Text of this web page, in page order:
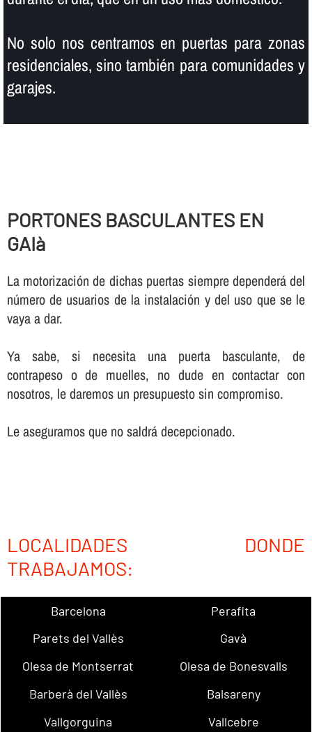
No solo nos centramos en puertas para zonas
residenciales, sino también para comunidades y
garajes.
PORTONES BASCULANTES EN
GAIà
La motorización de dichas puertas siempre dependerá del
número de usuarios de la instalación y del uso que se le
vaya a dar.
Ya sabe, si necesita una puerta basculante, de
contrapeso o de muelles, no dude en contactar con
nosotros, le daremos un presupuesto sin compromiso.
Le aseguramos que no saldrá decepcionado.
LOCALIDADES DONDE
TRABAJAMOS:
Barcelona
Perafita
Parets del Vallès
Gavà
Olesa de Montserrat
Olesa de Bonesvalls
Barberà del Vallès
Balsareny
Vallgorguina
Vallcebre